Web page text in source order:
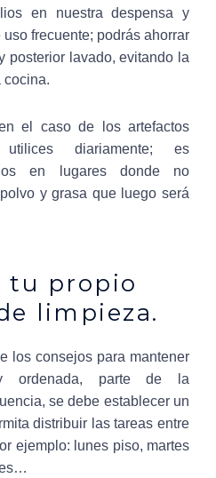
en nuestra despensa y
frecuente; podrás ahorrar
posterior lavado, evitando la
cocina.
el caso de los artefactos
diariamente; es
en lugares donde no
y grasa que luego será
tu propio
limpieza.
los consejos para mantener
ordenada, parte de la
se debe establecer un
distribuir las tareas entre
ejemplo: lunes piso, martes